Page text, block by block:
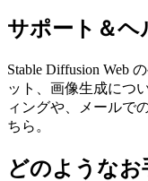
サポート＆ヘ
Stable Diffusion Web
ット、画像生成につ
ィングや、メールで
ちら。
どのようなお